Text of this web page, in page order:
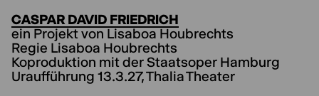
CASPAR DAVID FRIEDRICH
ein Projekt von Lisaboa Houbrechts
Regie Lisaboa Houbrechts
Koproduktion mit der Staatsoper Hamburg
Uraufführung 13.3.27, Thalia Theater